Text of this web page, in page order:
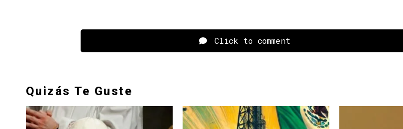
Click to comment
Quizás Te Guste